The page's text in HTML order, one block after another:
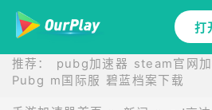
打
推荐： pubg加速器 steam官网
Pubg m国际服 碧蓝档案下载